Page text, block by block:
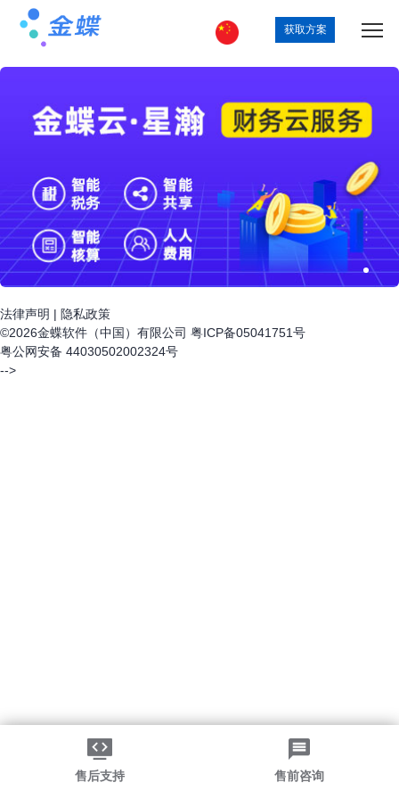
获取方案
售后支持 售前咨询
法律声明 | 隐私政策
©2026金蝶软件（中国）有限公司 粤ICP备05041751号
粤公网安备 44030502002324号
-->